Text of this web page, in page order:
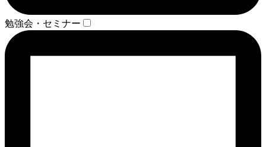
勉強会・セミナー